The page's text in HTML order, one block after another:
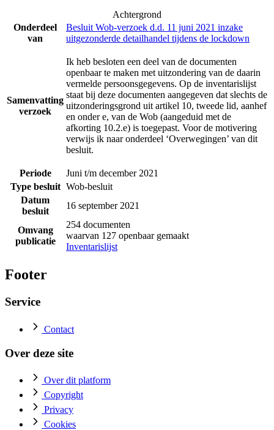
Achtergrond
Onderdeel
van
Besluit Wob-verzoek d.d. 11 juni 2021 inzake
uitgezonderde detailhandel tijdens de lockdown
Samenvatting
verzoek
Ik heb besloten een deel van de documenten
openbaar te maken met uitzondering van de daarin
vermelde persoonsgegevens. Op de inventarislijst
staat bij deze documenten aangegeven dat slechts de
uitzonderingsgrond uit artikel 10, tweede lid, aanhef
en onder e, van de Wob (aangeduid met de
afkorting 10.2.e) is toegepast. Voor de motivering
verwijs ik naar onderdeel ‘Overwegingen’ van dit
besluit.
Periode
Juni t/m december 2021
Type besluit Wob-besluit
Datum
besluit
16 september 2021
Omvang
publicatie
254 documenten
waarvan 127 openbaar gemaakt
Inventarislijst
Footer
Service
Contact
Over deze site
Over dit platform
Copyright
Privacy
Cookies